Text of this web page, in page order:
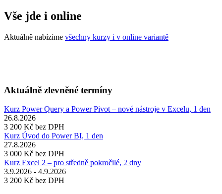
Vše jde i online
Aktuálně nabízíme všechny kurzy i v online variantě
Aktuálně zlevněné termíny
Kurz Power Query a Power Pivot – nové nástroje v Excelu, 1 den
26.8.2026
3 200 Kč bez DPH
Kurz Úvod do Power BI, 1 den
27.8.2026
3 000 Kč bez DPH
Kurz Excel 2 – pro středně pokročilé, 2 dny
3.9.2026 - 4.9.2026
3 200 Kč bez DPH